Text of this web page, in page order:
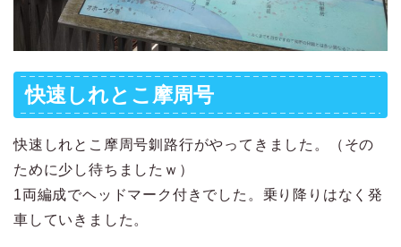
快速しれとこ摩周号
快速しれとこ摩周号釧路行がやってきました。（その
ために少し待ちましたｗ）
1両編成でヘッドマーク付きでした。乗り降りはなく発
車していきました。